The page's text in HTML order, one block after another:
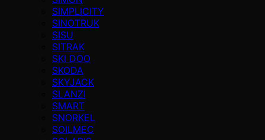
SIMPLICITY
SINOTRUK
SISU
SITRAK
SKI DOO
SKODA
SKYJACK
SLANZI
SMART
SNORKEL
SOILMEC